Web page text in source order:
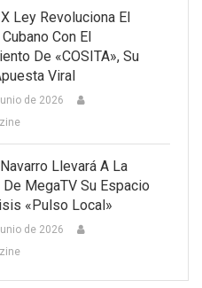
Ley Revoluciona El
Con El
De «COSITA», Su
Viral
de 2026
Llevará A La
De MegaTV Su Espacio
«Pulso Local»
de 2026